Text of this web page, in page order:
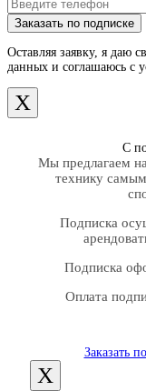
Оставляя заявку, я даю
данных и соглашаюсь с
X
С
Мы предлагаем
технику
Подписка
Подписка
Оплата
Заказать
X